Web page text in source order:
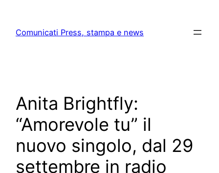
content
Comunicati Press, stampa e news
Anita Brightfly:
“Amorevole tu” il
nuovo singolo, dal 29
settembre in radio